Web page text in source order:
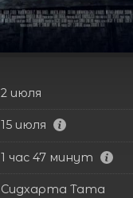
2 июля
15 июля
1 час 47 минут
Сидхарта Тата